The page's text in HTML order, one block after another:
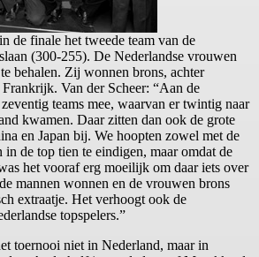
de finale het tweede team van de
(300-255). De Nederlandse vrouwen
behalen. Zij wonnen brons, achter
Van der Scheer: “Aan de
teams mee, waarvan er twintig naar
kwamen. Daar zitten dan ook de grote
en Japan bij. We hoopten zowel met de
in de top tien te eindigen, maar omdat de
het vooraf erg moeilijk om daar iets over
mannen wonnen en de vrouwen brons
extraatje. Het verhoogt ook de
topspelers.”
toernooi niet in Nederland, maar in